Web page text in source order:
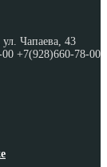
Чапаева, 43
+7(928)660-78-00